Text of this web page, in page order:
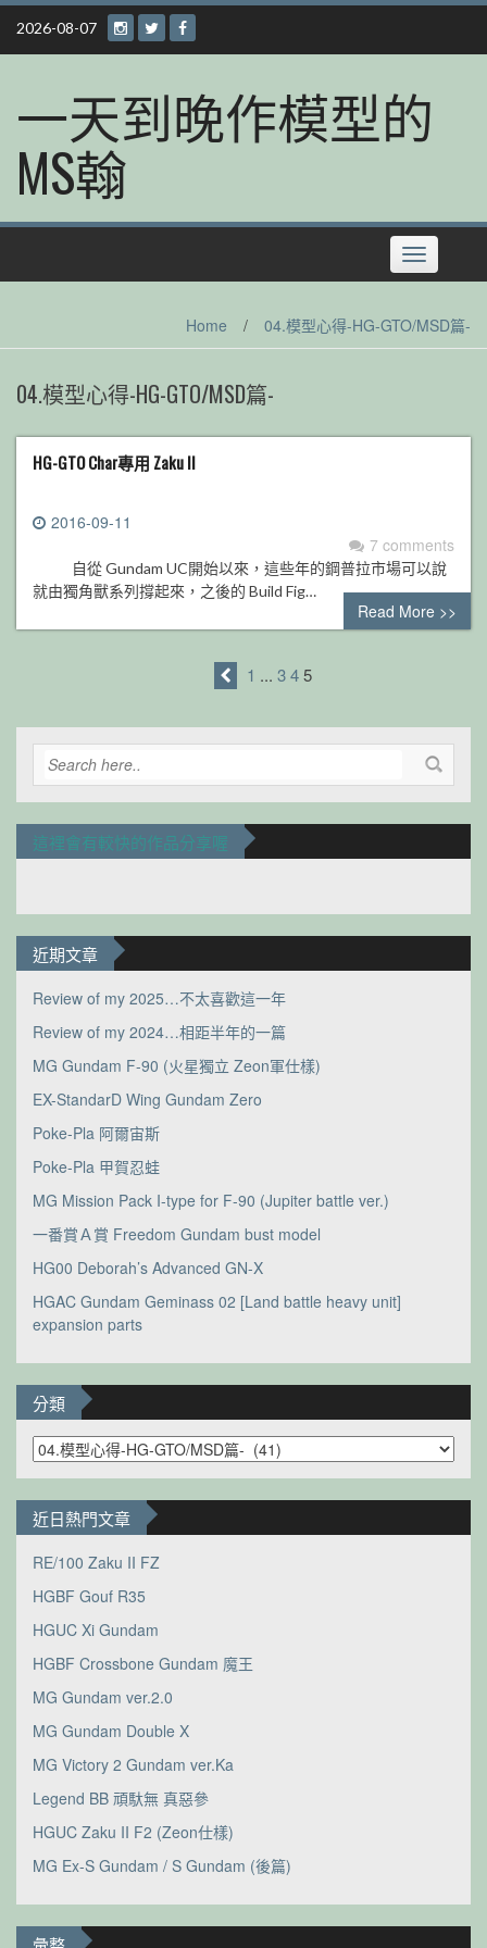
Skip
content
2026-08-07
一天到晚作模型的
MS翰
Toggle
navigation
Home / 04.模型心得-HG-GTO/MSD篇-
04.模型心得-HG-GTO/MSD篇-
HG-GTO Char專用 Zaku II
2016-09-11
7 comments
自從 Gundam UC開始以來，這些年的鋼普拉市場可以說
就由獨角獸系列撐起來，之後的 Build Fig…
Read More >>
1 ... 3 4 5
這裡會有較快的作品分享喔
近期文章
Review of my 2025…不太喜歡這一年
Review of my 2024…相距半年的一篇
MG Gundam F-90 (火星獨立 Zeon軍仕樣)
EX-StandarD Wing Gundam Zero
Poke-Pla 阿爾宙斯
Poke-Pla 甲賀忍蛙
MG Mission Pack I-type for F-90 (Jupiter battle ver.)
一番賞Ａ賞 Freedom Gundam bust model
HG00 Deborah’s Advanced GN-X
HGAC Gundam Geminass 02 [Land battle heavy unit]
expansion parts
分類
分
類
近日熱門文章
RE/100 Zaku II FZ
HGBF Gouf R35
HGUC Xi Gundam
HGBF Crossbone Gundam 魔王
MG Gundam ver.2.0
MG Gundam Double X
MG Victory 2 Gundam ver.Ka
Legend BB 頑馱無 真惡參
HGUC Zaku II F2 (Zeon仕樣)
MG Ex-S Gundam / S Gundam (後篇)